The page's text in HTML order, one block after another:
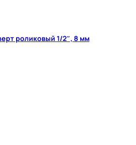
роликовый 1/2″, 8 мм